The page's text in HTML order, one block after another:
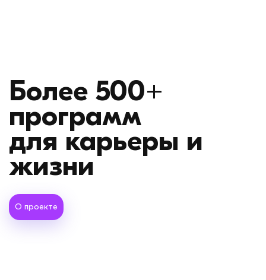
Hайди себя и
новую
профессию на
DST LMS
О проекте